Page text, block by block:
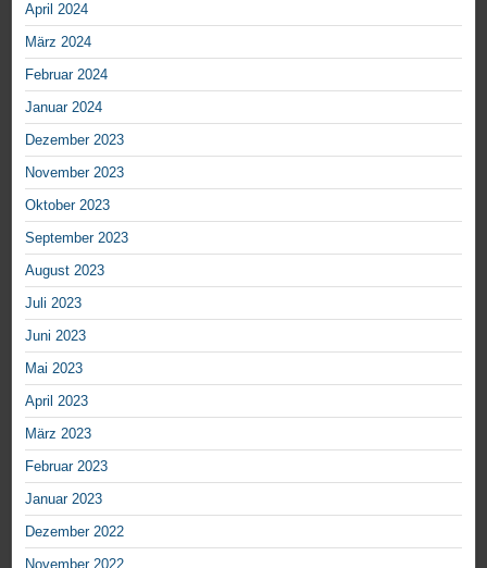
April 2024
März 2024
Februar 2024
Januar 2024
Dezember 2023
November 2023
Oktober 2023
September 2023
August 2023
Juli 2023
Juni 2023
Mai 2023
April 2023
März 2023
Februar 2023
Januar 2023
Dezember 2022
November 2022